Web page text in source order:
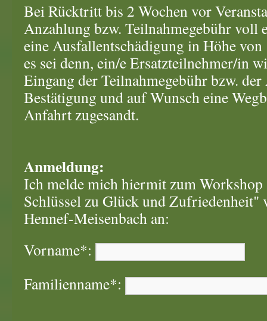
Bei Rücktritt bis 2 Wochen vor
Anzahlung bzw. Teilnahmegebühr voll
eine Ausfallentschädigung in Höhe
es sei denn, ein/e Ersatzteilnehmer/in
Eingang der Teilnahmegebühr bzw.
Bestätigung und auf Wunsch eine
Anfahrt zugesandt.
Anmeldung:
Ich melde mich hiermit zum
Schlüssel zu Glück und Zufriedenheit"
Hennef-Meisenbach an:
Vorname*:
Familienname*: